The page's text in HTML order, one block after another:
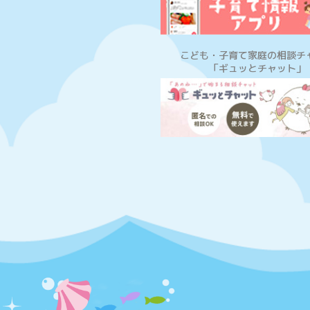
こども・子育て家庭の相談チ
「ギュッとチャット」